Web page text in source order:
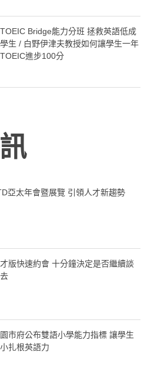
Bridge能力分班 拯救英語低成
生 / 白野伊津夫教授如何讓學生一年
進步100分
亞太年會暨展覽 引領人才新趨勢
版快速約會 十分鐘決定是否繼續談
市府公布雙語小學能力指標 讓學生
扎根英語力